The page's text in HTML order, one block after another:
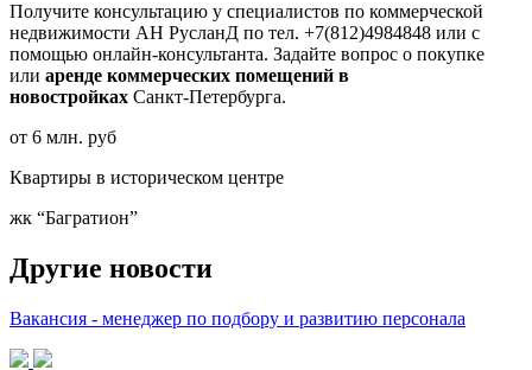
Получите консультацию у специалистов по коммерческой
недвижимости АН РусланД по тел. +7(812)4984848 или с
помощью онлайн-консультанта. Задайте вопрос о покупке
или аренде коммерческих помещений в
новостройках Санкт-Петербурга.
от 6 млн. руб
Квартиры в историческом центре
жк “Багратион”
Другие новости
Вакансия - менеджер по подбору и развитию персонала